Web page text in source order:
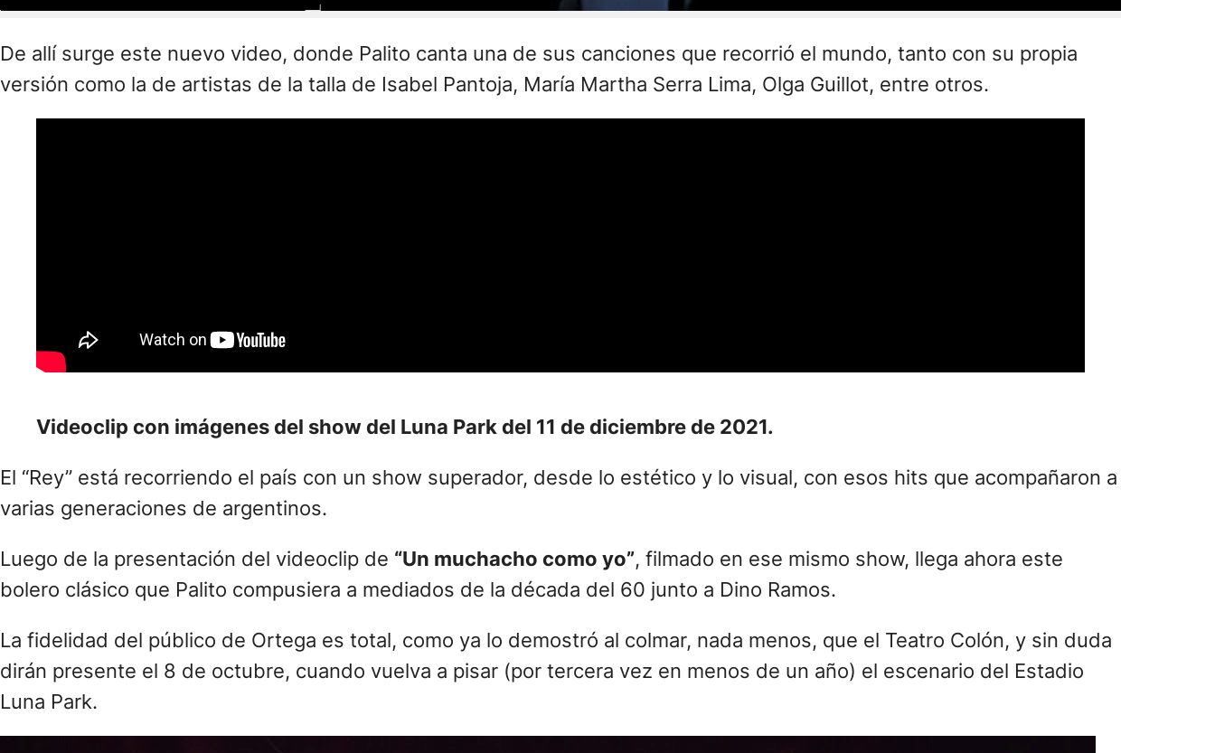
De allí surge este nuevo video, donde Palito canta una de sus canciones que recorrió el mundo, tanto con su propia
versión como la de artistas de la talla de Isabel Pantoja, María Martha Serra Lima, Olga Guillot, entre otros.
Videoclip con imágenes del show del Luna Park del 11 de diciembre de 2021.
El “Rey” está recorriendo el país con un show superador, desde lo estético y lo visual, con esos hits que acompañaron a
varias generaciones de argentinos.
Luego de la presentación del videoclip de “Un muchacho como yo”, filmado en ese mismo show, llega ahora este
bolero clásico que Palito compusiera a mediados de la década del 60 junto a Dino Ramos.
La fidelidad del público de Ortega es total, como ya lo demostró al colmar, nada menos, que el Teatro Colón, y sin duda
dirán presente el 8 de octubre, cuando vuelva a pisar (por tercera vez en menos de un año) el escenario del Estadio
Luna Park.